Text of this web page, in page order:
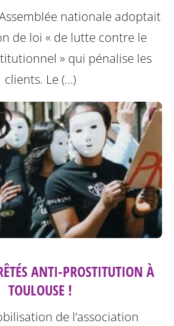
nationale adoptait
de loi « de lutte contre le
» qui pénalise les
clients. Le (…)
ANTI-PROSTITUTION À
TOULOUSE !
de l’association